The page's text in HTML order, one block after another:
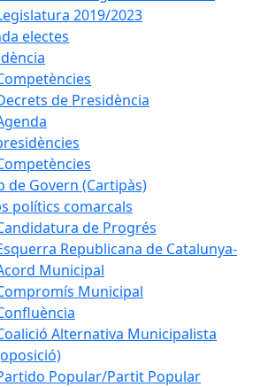
2019/2023
electes
de Presidència
de Govern (Cartipàs)
polítics comarcals
de Progrés
Republicana de Catalunya-
Municipal
Municipal
Alternativa Municipalista
Popular/Partit Popular